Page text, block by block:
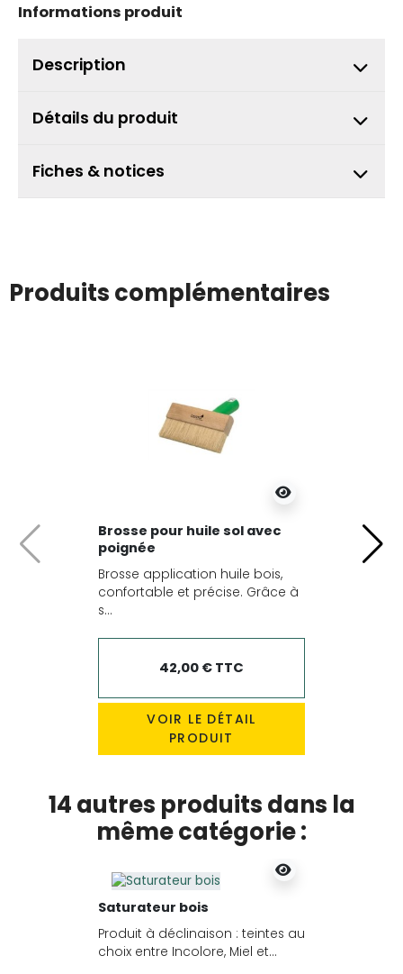
Informations produit
Description
Détails du produit
Fiches & notices
Produits complémentaires
Brosse pour huile sol avec
poignée
Brosse application huile bois,
confortable et précise. Grâce à
s...
42,00 € TTC
VOIR LE DÉTAIL
PRODUIT
Précédent
14 autres produits dans la
même catégorie :
Saturateur bois
Produit à déclinaison : teintes au
choix entre Incolore, Miel et...